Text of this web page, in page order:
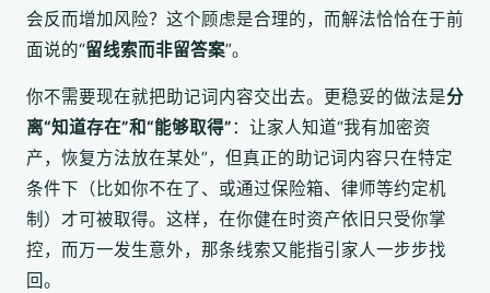
会反而增加风险？这个顾虑是合理的，而解法恰恰在于前
面说的“留线索而非留答案”。
你不需要现在就把助记词内容交出去。更稳妥的做法是分
离“知道存在”和“能够取得”：让家人知道“我有加密资
产，恢复方法放在某处”，但真正的助记词内容只在特定
条件下（比如你不在了、或通过保险箱、律师等约定机
制）才可被取得。这样，在你健在时资产依旧只受你掌
控，而万一发生意外，那条线索又能指引家人一步步找
回。